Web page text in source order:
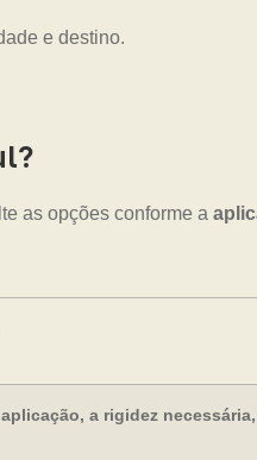
e destino.
as opções conforme a
aplicação, a rigidez